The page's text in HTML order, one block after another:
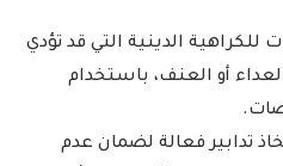
للكراهية الدينية التي قد تؤدي
أو العنف، باستخدام
تدابير فعالة لضمان عدم